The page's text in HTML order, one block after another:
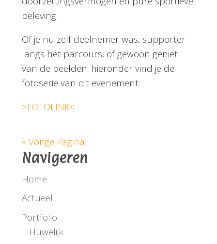
beleving.
Of je nu zelf deelnemer was, supporter
langs het parcours, of gewoon geniet
van de beelden: hieronder vind je de
fotoserie van dit evenement.
>FOTOLINK<
« Vorige Pagina
Navigeren
Home
Actueel
Portfolio
Huwelijk